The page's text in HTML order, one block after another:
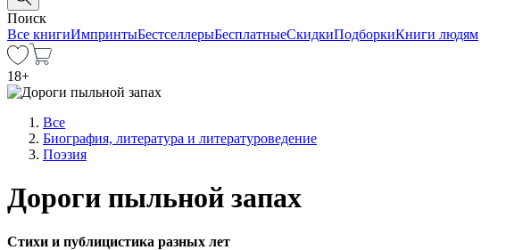
Поиск
Все книгиИмпринтыБестселлерыБесплатныеСкидкиПодборкиКниги людям
18+
Все
Биография, литература и литературоведение
Поэзия
Дороги пыльной запах
Стихи и публицистика разных лет